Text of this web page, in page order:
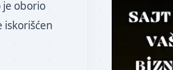
je oborio
iskorišćen